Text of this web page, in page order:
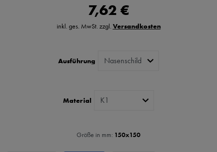
7,62 €
inkl. ges. MwSt. zzgl. Versandkosten
Ausführung
Material
Größe in mm: 150x150